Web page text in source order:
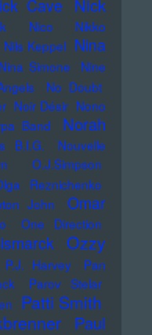
Cave
Nick
Nico
Nikko
Nils Keppel Nina
Nina Simone
Nine
No Doubt
Noir Désir Nono
Band
Norah
B.I.G.
Nouvelle
O.J.Simpson
Reznichenko
John
Omar
One Direction
Ozzy
P.J. Harvey
Pan
Parov Stelar
Patti Smith
Paul